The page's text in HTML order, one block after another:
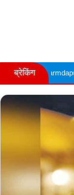
ब्रेकिंग
चरित्र शंका में